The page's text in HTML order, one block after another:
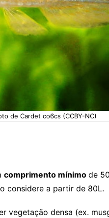
de Cardet co6cs (CCBY-NC)
comprimento mínimo de
considere a partir de 80L.
vegetação densa (ex.